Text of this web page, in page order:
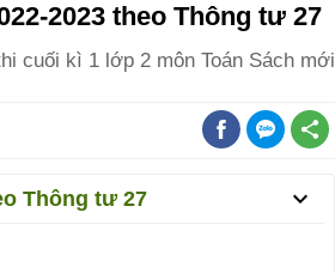
2023 theo Thông tư 27
cuối kì 1 lớp 2 môn Toán Sách mới
Thông tư 27